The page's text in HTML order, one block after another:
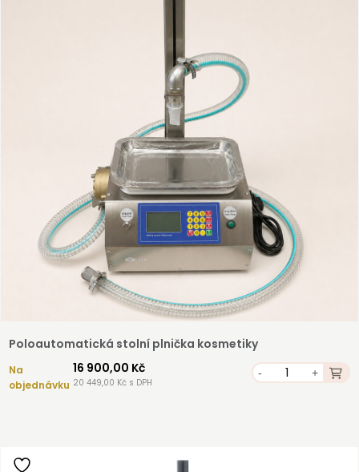
Poloautomatická stolní plnička kosmetiky
Na
objednávku
16 900,00 Kč
20 449,00 Kč s DPH
- +